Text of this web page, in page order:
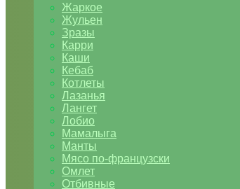
Жаркое
Жульен
Зразы
Карри
Каши
Кебаб
Котлеты
Лазанья
Лангет
Лобио
Мамалыга
Манты
Мясо по-французски
Омлет
Отбивные